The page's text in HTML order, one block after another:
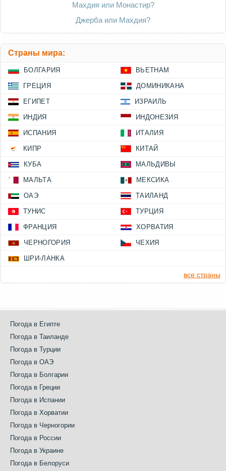
Махдия или Монастир?
Джерба или Махдия?
Страны мира:
БОЛГАРИЯ ВЬЕТНАМ
ГРЕЦИЯ ДОМИНИКАНА
ЕГИПЕТ ИЗРАИЛЬ
ИНДИЯ ИНДОНЕЗИЯ
ИСПАНИЯ ИТАЛИЯ
КИПР КИТАЙ
КУБА МАЛЬДИВЫ
МАЛЬТА МЕКСИКА
ОАЭ ТАИЛАНД
ТУНИС ТУРЦИЯ
ФРАНЦИЯ ХОРВАТИЯ
ЧЕРНОГОРИЯ ЧЕХИЯ
ШРИ-ЛАНКА
все страны
Погода в Египте
Погода в Таиланде
Погода в Турции
Погода в ОАЭ
Погода в Болгарии
Погода в Греции
Погода в Испании
Погода в Хорватии
Погода в Черногории
Погода в России
Погода в Украине
Погода в Белоруси